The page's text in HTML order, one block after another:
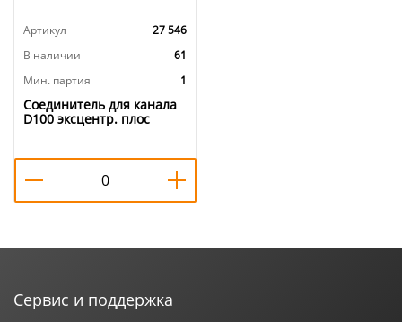
Артикул
27 546
В наличии
61
Мин. партия
1
Соединитель для канала
D100 эксцентр. плос
612СП10КП ERA, 1/32
Сервис и поддержка